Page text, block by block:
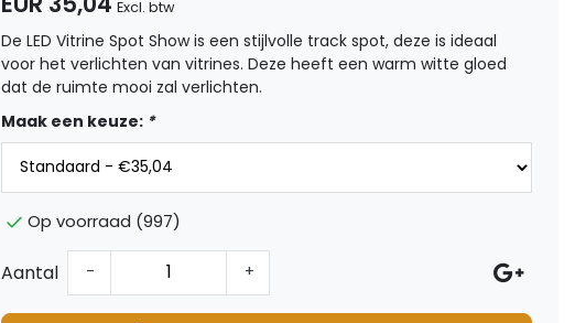
Excl. btw
De LED Vitrine Spot Show is een stijlvolle track spot, deze is ideaal
voor het verlichten van vitrines. Deze heeft een warm witte gloed
dat de ruimte mooi zal verlichten.
Maak een keuze: *
Op voorraad (997)
Aantal - +